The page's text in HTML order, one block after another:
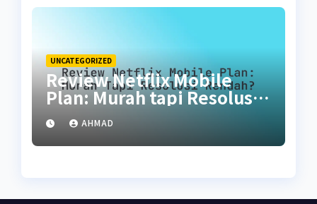
UNCATEGORIZED
Review Netflix Mobile
Plan: Murah tapi Resolusi
Rendah?
AHMAD